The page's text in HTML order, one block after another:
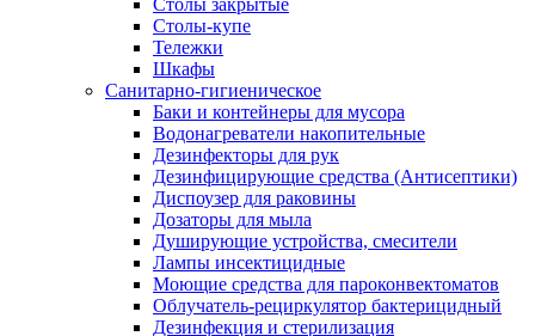
Столы закрытые
Столы-купе
Тележки
Шкафы
Санитарно-гигиеническое
Баки и контейнеры для мусора
Водонагреватели накопительные
Дезинфекторы для рук
Дезинфицирующие средства (Антисептики)
Диспоузер для раковины
Дозаторы для мыла
Душирующие устройства, смесители
Лампы инсектицидные
Моющие средства для пароконвектоматов
Облучатель-рециркулятор бактерицидный
Дезинфекция и стерилизация